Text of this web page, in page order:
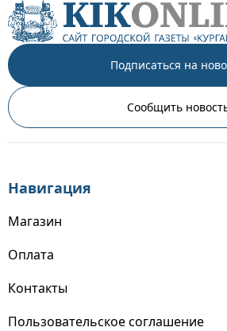
Подписаться на
Сообщить
Навигация
Магазин
Оплата
Контакты
Пользовательское соглашение